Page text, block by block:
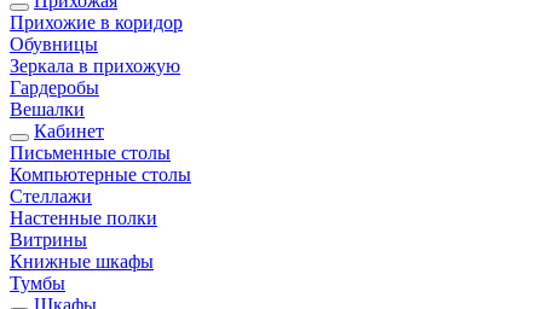
Прихожие в коридор
Обувницы
Зеркала в прихожую
Гардеробы
Вешалки
Кабинет
Письменные столы
Компьютерные столы
Стеллажи
Настенные полки
Витрины
Книжные шкафы
Тумбы
Шкафы